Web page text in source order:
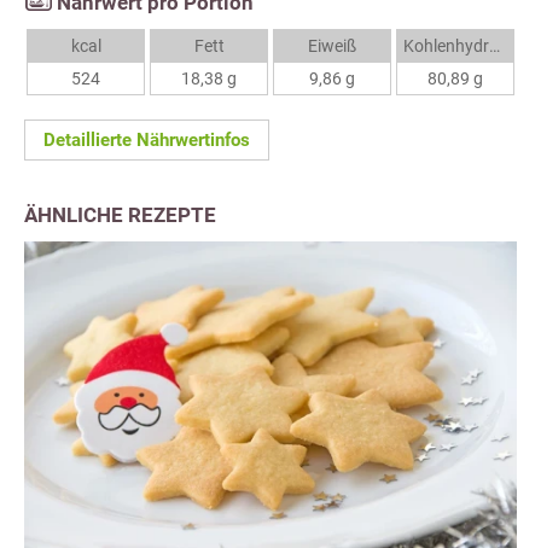
kcal
524
Fett
18,38 g
Eiweiß
9,86 g
Kohlenhydrate
80,89 g
Detaillierte Nährwertinfos
ÄHNLICHE REZEPTE